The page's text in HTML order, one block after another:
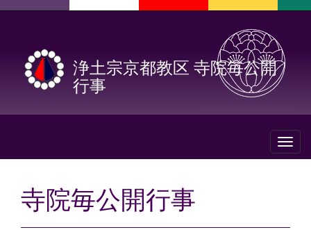
浄土宗京都教区 寺院毎公開
行事
Toggle
寺院毎公開行事